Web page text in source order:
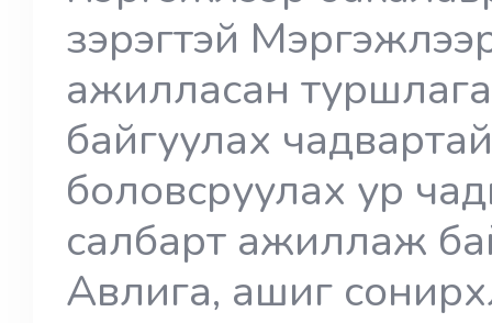
зэрэгтэй
ажилласан
байгуулах
боловсруулах ур
салбарт ажиллаж
Авлига, ашиг